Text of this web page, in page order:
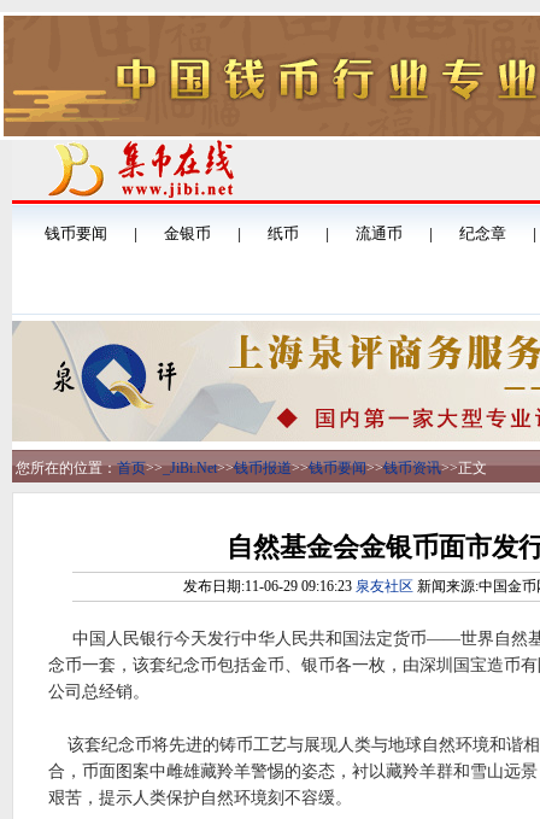
您所在的位置：首页>>_JiBi.Net>>钱币报道>>钱币要闻>>钱币资讯>>正文
自然基金会金银币面市发
发布日期:11-06-29 09:16:23 泉友社区 新闻来源:中国金币
中国人民银行今天发行中华人民共和国法定货币——世界自然
念币一套，该套纪念币包括金币、银币各一枚，由深圳国宝造币
公司总经销。
该套纪念币将先进的铸币工艺与展现人类与地球自然环境和谐
合，币面图案中雌雄藏羚羊警惕的姿态，衬以藏羚羊群和雪山远
艰苦，提示人类保护自然环境刻不容缓。